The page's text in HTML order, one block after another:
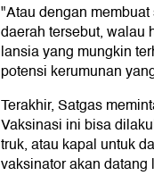
"Atau dengan
daerah tersebut, walau
lansia yang mungkin
potensi kerumunan
Terakhir, Satgas
Vaksinasi ini bisa
truk, atau kapal untuk
vaksinator akan